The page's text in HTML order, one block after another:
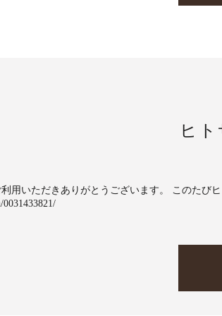
ヒ
用いただきありがとうございます。 このたび
0031433821/